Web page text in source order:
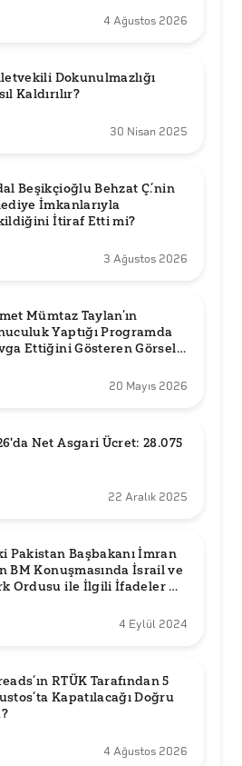
4 Ağustos 2026
Dokunulmazlığı
Kaldırılır?
30 Nisan 2025
Beşikçioğlu Behzat Ç.’nin
İmkanlarıyla
3 Ağustos 2026
Mümtaz Taylan’ın
Yaptığı Programda
Ettiğini Gösteren Görsel
20 Mayıs 2026
Net Asgari Ücret: 28.075
22 Aralık 2025
Pakistan Başbakanı İmran
BM Konuşmasında İsrail ve
Ordusu ile İlgili İfadeler mi
4 Eylül 2024
RTÜK Tarafından 5
Kapatılacağı Doğru
4 Ağustos 2026